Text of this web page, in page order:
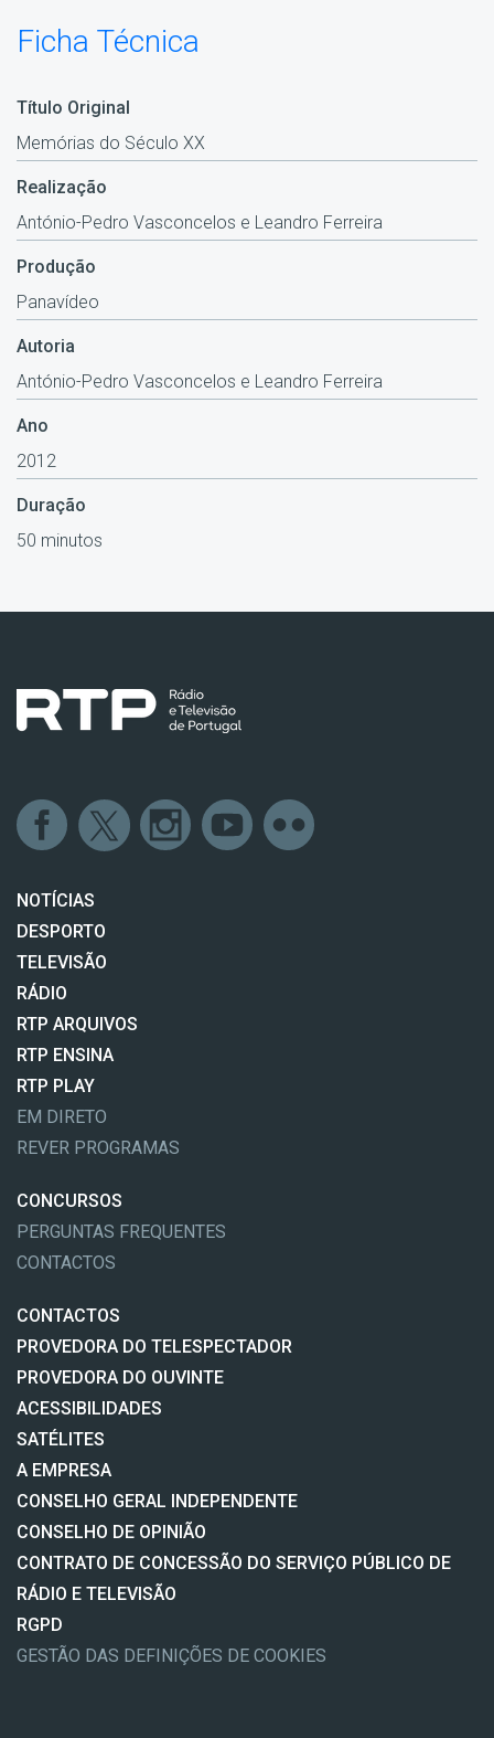
Ficha Técnica
Título Original
Memórias do Século XX
Realização
António-Pedro Vasconcelos e Leandro Ferreira
Produção
Panavídeo
Autoria
António-Pedro Vasconcelos e Leandro Ferreira
Ano
2012
Duração
50 minutos
NOTÍCIAS
DESPORTO
TELEVISÃO
RÁDIO
RTP ARQUIVOS
RTP ENSINA
RTP PLAY
EM DIRETO
REVER PROGRAMAS
CONCURSOS
PERGUNTAS FREQUENTES
CONTACTOS
CONTACTOS
PROVEDORA DO TELESPECTADOR
PROVEDORA DO OUVINTE
ACESSIBILIDADES
SATÉLITES
A EMPRESA
CONSELHO GERAL INDEPENDENTE
CONSELHO DE OPINIÃO
CONTRATO DE CONCESSÃO DO SERVIÇO PÚBLICO DE
RÁDIO E TELEVISÃO
RGPD
GESTÃO DAS DEFINIÇÕES DE COOKIES